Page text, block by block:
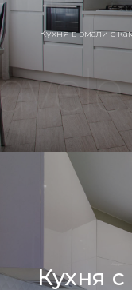
Кухня в эмали с
Кухня